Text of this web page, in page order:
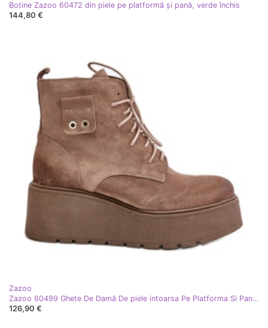
Botine Zazoo 60472 din piele pe platformă și pană, verde închis
144,80 €
Zazoo
Zazoo 60499 Ghete De Damă De piele intoarsa Pe Platforma Si Pane Bej Cald
126,90 €